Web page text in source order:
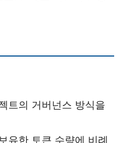
트의 거버넌스 방식을
유한 토큰 수량에 비례